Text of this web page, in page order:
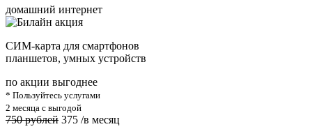
домашний интернет
СИМ-карта для смартфонов
планшетов, умных устройств
по акции выгоднее
* Пользуйтесь услугами
2 месяца с выгодой
750 рублей 375 /в месяц